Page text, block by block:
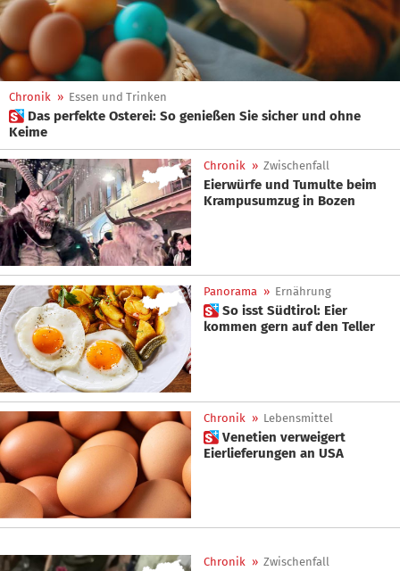
Chronik » Essen und Trinken
 Das perfekte Osterei: So genießen Sie sicher und ohne
Keime
Chronik » Zwischenfall
Eierwürfe und Tumulte beim
Krampusumzug in Bozen
Panorama » Ernährung
 So isst Südtirol: Eier
kommen gern auf den Teller
Chronik » Lebensmittel
 Venetien verweigert
Eierlieferungen an USA
Chronik » Zwischenfall